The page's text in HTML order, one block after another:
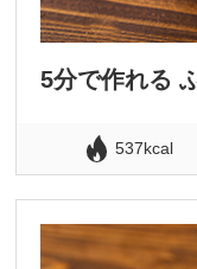
5分で作れる
537kcal